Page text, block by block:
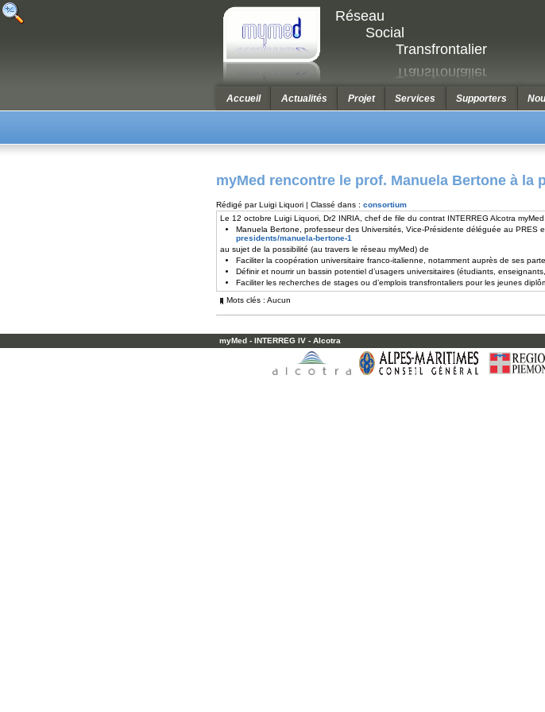
Réseau
Social
Transfrontalier
Accueil Actualités Projet Services Supporters
myMed rencontre le prof. Manuela Bertone à la
Rédigé par Luigi Liquori | Classé dans :consortium
Le 12 octobre Luigi Liquori, Dr2 INRIA, chef de file du contrat INTERREG Alcotra
Manuela Bertone, professeur des Universités, Vice-Présidente déléguée au PRES
presidents/manuela-bertone-1
au sujet de la possibilité (au travers le réseau myMed) de
Faciliter la coopération universitaire franco-italienne, notamment auprès de ses
Définir et nourrir un bassin potentiel d’usagers universitaires (étudiants,
Faciliter les recherches de stages ou d’emplois transfrontaliers pour les jeunes
Mots clés : Aucun
myMed - INTERREG IV - Alcotra